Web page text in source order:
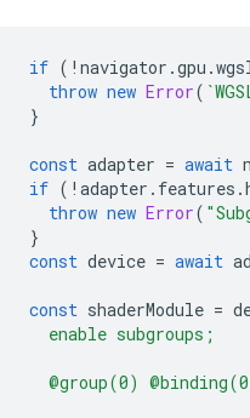
if ( ! navigator .gpu .
throw new Error(
}
const adapter = await
if ( ! adapter . features .
throw new Error(
}
const device = await
const shaderModule =
  enable subgroups;
@group(0)